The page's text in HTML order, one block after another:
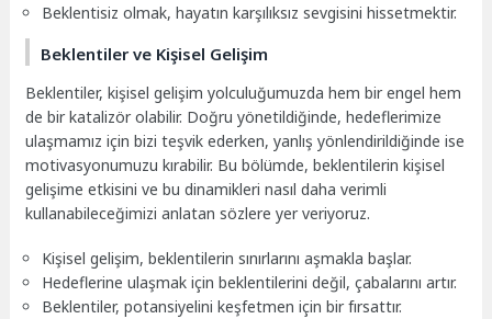
Beklentisiz olmak, hayatın karşılıksız sevgisini hissetmektir.
Beklentiler ve Kişisel Gelişim
Beklentiler, kişisel gelişim yolculuğumuzda hem bir engel hem
de bir katalizör olabilir. Doğru yönetildiğinde, hedeflerimize
ulaşmamız için bizi teşvik ederken, yanlış yönlendirildiğinde ise
motivasyonumuzu kırabilir. Bu bölümde, beklentilerin kişisel
gelişime etkisini ve bu dinamikleri nasıl daha verimli
kullanabileceğimizi anlatan sözlere yer veriyoruz.
Kişisel gelişim, beklentilerin sınırlarını aşmakla başlar.
Hedeflerine ulaşmak için beklentilerini değil, çabalarını artır.
Beklentiler, potansiyelini keşfetmen için bir fırsattır.